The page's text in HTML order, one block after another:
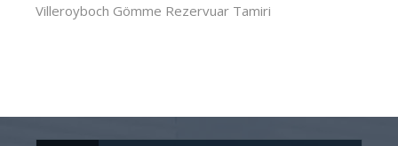
Villeroyboch Gömme Rezervuar Tamiri